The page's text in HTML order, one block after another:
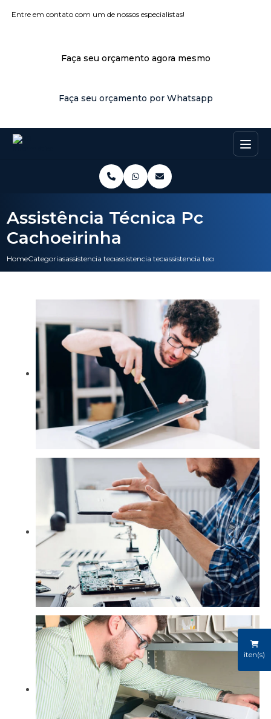
Entre em contato com um de nossos especialistas!
Faça seu orçamento agora mesmo
Faça seu orçamento por Whatsapp
iten(s)
HomeCategoriasassistencia tecnicaassistencia tecnica pcassistencia tecnica pc
Assistência Técnica Pc
Cachoeirinha